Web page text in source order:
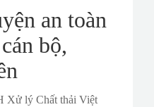
an toàn
bộ,
Xử lý Chất thải Việt